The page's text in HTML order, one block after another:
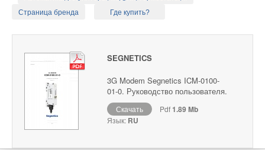
Страница бренда
Где купить?
SEGNETICS
3G Modem Segnetics ICM-0100-
01-0. Руководство пользователя.
Скачать Pdf1.89 Mb
Язык: RU